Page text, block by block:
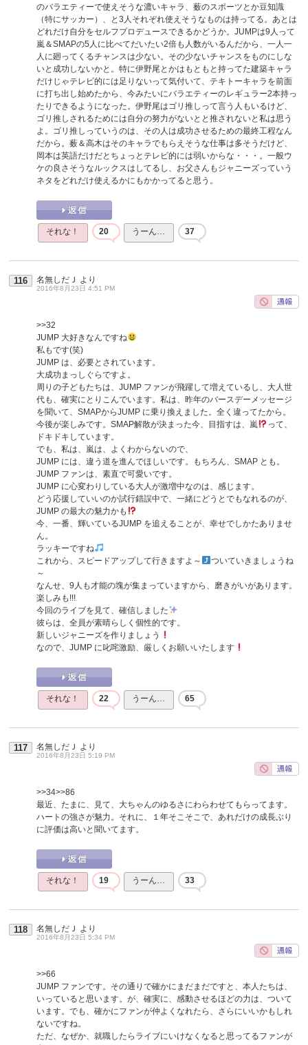
のバラエティーで使えそうな濃いキャラ、薮のスポーツとか豆知識
（特にサッカー）、と3人それぞれ使えそうなものは持ってる。あとは
どれだけ自分をセルフプロデュースできるかどうか。JUMPは9人って
嵐＆SMAPの5人に比べてだいたい2倍も人数がいるんだから、一人一
人に廻ってくるチャンスは少ない。その少ないチャンスをものにしな
いと成功しないかと。特に伊野尾とかはもともと持ってた建築キャラ
だけじゃテレビ的には足りないって気付いて、テキトーキャラを前面
に打ち出し始めたから、今みたいにバラエティーのレギュラー2本持っ
たりできるようになった。伊野尾はゴリ推しって言う人もいるけど、
ゴリ推しされるためには自分の努力がないとと推されないと私は思う
よ。ゴリ推しっていうのは、その人は成功させるための最終工程なん
だから。薮＆高木はそのキャラでもらえそうな仕事は多そうだけど、
岡本は英語だけだとちょっとテレビ的には弱いからな・・・。一般ウ
ケの良さそうなルックスはしてるし、お父さんもジャニーズっていう
ネタをどれだけ使えるかにもかかってると思う。
それな！ 20 うーん… 37
116 名無しだＪ より
2016年8月23日 4:51 PM
>>32
JUMP 大好きなんですね
私もです(笑)
JUMP は、必要とされています。
大成功まっしぐらですよ。
周りの子どもたちは、JUMP ファンが飛躍して増えているし、大人世
代も、確実にとりこんでいます。私は、昨年のバースデーメッセージ
を聞いて、SMAPからJUMP に乗り換えました。全く違ってたから。
今後が楽しみです。SMAP解散が決まった今、目指すは、嵐
って、
ドキドキしています。
でも、私は、嵐は、よくわからないので、
JUMP には、違う道を進んでほしいです。もちろん、SMAP とも。
JUMP ファンは、素直で可愛いです。
JUMP に心変わりしている大人が激増中なのは、感じます。
どう応援していいのか試行錯誤中で、一緒にどうとでもなれるのが、
JUMP の最大の魅力かも
今、一番、輝いているJUMP を追えることが、幸せでしかたありませ
ん。
ラッキーですね
これから、スピードアップして行きますよ～
ついていきましょうね
～
なんせ、9人も才能の塊が集まっていますから、磨きがいがあります。
楽しみも!!!
今回のライブを見て、確信しました
彼らは、全員が素晴らしく個性的です。
新しいジャニーズを作りましょう
なので、JUMP に叱咤激励、厳しくお願いいたします
それな！ 22 うーん… 65
117 名無しだＪ より
2016年8月23日 5:19 PM
>>34>>86
最近、たまに、見て、大ちゃんのゆるさにわらわせてもらってます。
ハートの強さが魅力。それに、１年そこそこで、あれだけの成長ぶり
に評価は高いと聞いてます。
それな！ 19 うーん… 33
118 名無しだＪ より
2016年8月23日 5:34 PM
>>66
JUMP ファンです。その通りで確かにまだまだですと、本人たちは、
いっていると思います。が、確実に、感動させるほどの力は、ついて
います。でも、確かにファンが仲よくなれたら、さらにいいかもしれ
ないですね。
ただ、なぜか、就職したらライブにいけなくなると思ってるファンが